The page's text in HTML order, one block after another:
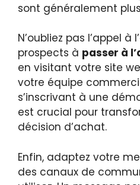
sont généralement
N’oubliez pas l’appel à
prospects à passer à
en visitant votre site
votre équipe
s’inscrivant à une
est crucial pour
décision d’achat.
Enfin, adaptez votre
des canaux de